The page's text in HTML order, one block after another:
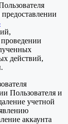
действий,
Пользователя и
учетной
аккаунта